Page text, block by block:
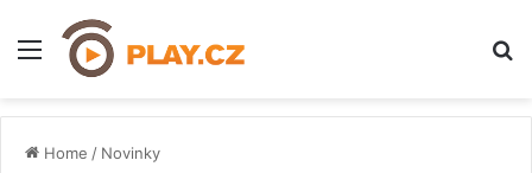
Menu
Home / Novinky